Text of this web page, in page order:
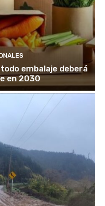
embalaje deberá
en 2030